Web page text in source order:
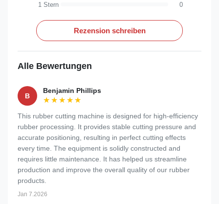
1 Stern
0
Rezension schreiben
Alle Bewertungen
B
Benjamin Phillips
★★★★★
★★★★★
This rubber cutting machine is designed for high-efficiency
rubber processing. It provides stable cutting pressure and
accurate positioning, resulting in perfect cutting effects
every time. The equipment is solidly constructed and
requires little maintenance. It has helped us streamline
production and improve the overall quality of our rubber
products.
Jan 7.2026